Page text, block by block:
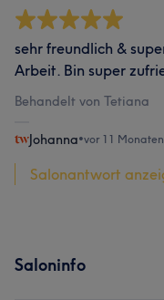
sehr freundlich &
Arbeit. Bin super
Behandelt von Tetiana
Johanna•vor 11 Monaten
Salonantwort
Saloninfo